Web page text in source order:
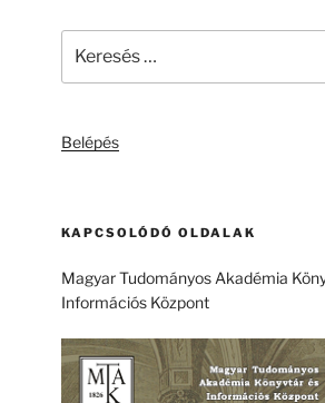
következő
Belépés
KAPCSOLÓDÓ OLDALAK
Magyar Tudományos Akadémia
Információs Központ